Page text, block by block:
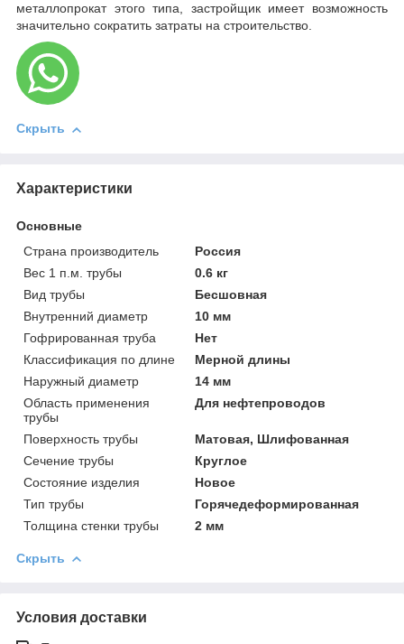
металлопрокат этого типа, застройщик имеет возможность
значительно сократить затраты на строительство.
Скрыть
Характеристики
Основные
Страна производитель
Россия
Вес 1 п.м. трубы
0.6 кг
Вид трубы
Бесшовная
Внутренний диаметр
10 мм
Гофрированная труба
Нет
Классификация по длине
Мерной длины
Наружный диаметр
14 мм
Область применения
трубы
Для нефтепроводов
Поверхность трубы
Матовая, Шлифованная
Сечение трубы
Круглое
Состояние изделия
Новое
Тип трубы
Горячедеформированная
Толщина стенки трубы
2 мм
Скрыть
Условия доставки